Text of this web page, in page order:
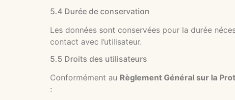
5.4 Durée de conservation
Les données sont conservées pour la durée
contact avec l’utilisateur.
5.5 Droits des utilisateurs
Conformément au Règlement Général sur la
: